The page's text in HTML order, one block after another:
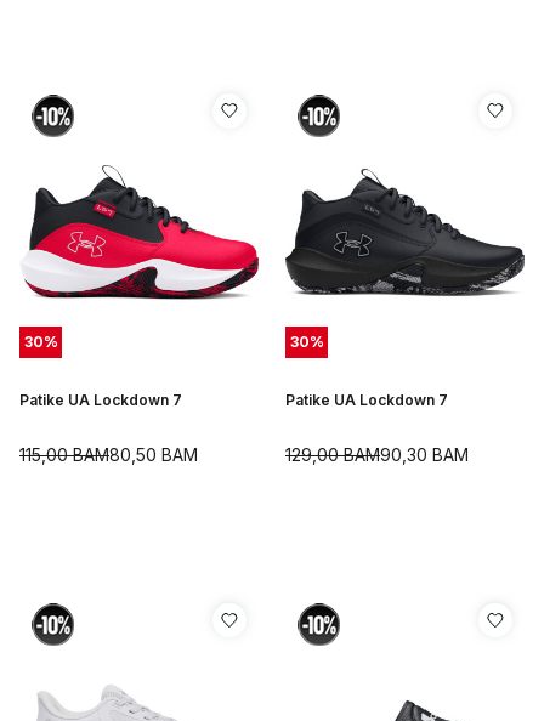
30%
Patike UA Lockdown 7
80,50 BAM
115,00BAM
30%
Patike UA Lockdown 7
90,30 BAM
129,00BAM